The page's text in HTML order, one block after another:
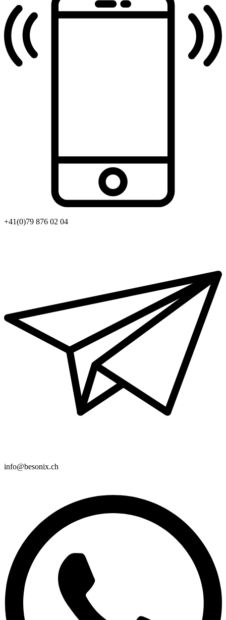
+41(0)79 876 02 04
info@besonix.ch